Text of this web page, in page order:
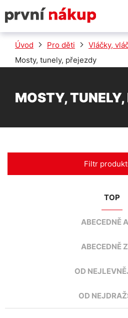
VÝPRODEJ
Úvod Pro děti
Vláčky,
Mosty, tunely, přejezdy
MOSTY,
Filtr
TOP
ABECEDNĚ
ABECEDNĚ
OD
OD